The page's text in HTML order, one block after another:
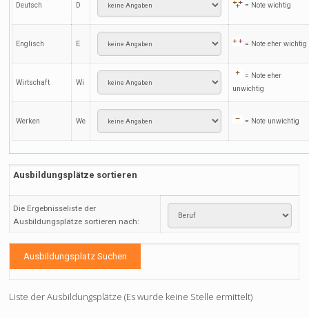
Deutsch D = Note wichtig
Englisch E = Note eher wichtig
Wirtschaft Wi
= Note eher
unwichtig
Werken We = Note unwichtig
Ausbildungsplätze sortieren
Die Ergebnisseliste der
Ausbildungsplätze sortieren nach:
Liste der Ausbildungsplätze (Es wurde keine Stelle ermittelt)